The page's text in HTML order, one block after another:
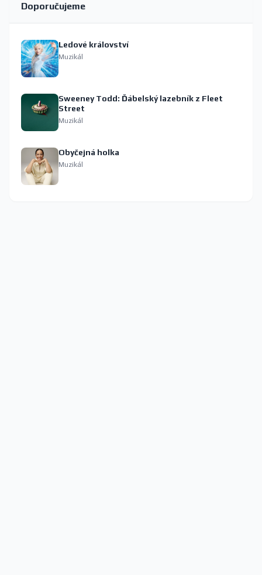
Doporučujeme
Ledové království
Muzikál
Sweeney Todd: Ďábelský lazebník z Fleet
Street
Muzikál
Obyčejná holka
Muzikál